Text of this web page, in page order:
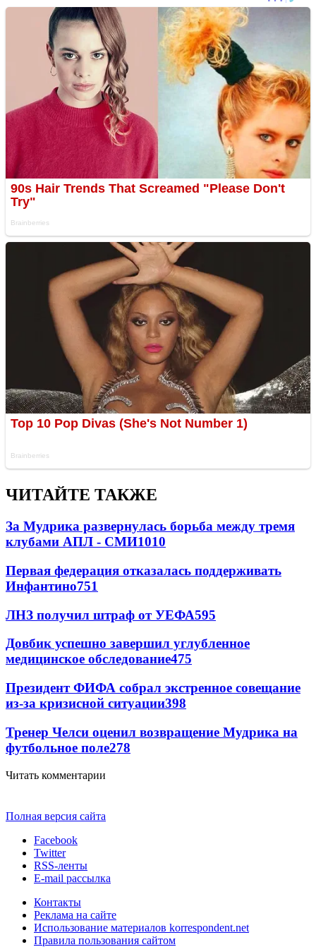
ЧИТАЙТЕ ТАКЖЕ
За Мудрика развернулась борьба между тремя
клубами АПЛ - СМИ1010
Первая федерация отказалась поддерживать
Инфантино751
ЛНЗ получил штраф от УЕФА595
Довбик успешно завершил углубленное
медицинское обследование475
Президент ФИФА собрал экстренное совещание
из-за кризисной ситуации398
Тренер Челси оценил возвращение Мудрика на
футбольное поле278
Читать комментарии
Полная версия сайта
Facebook
Twitter
RSS-ленты
E-mail рассылка
Контакты
Реклама на сайте
Использование материалов korrespondent.net
Правила пользования сайтом